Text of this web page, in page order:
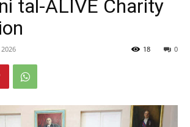
tal-ALIVE Charity
0
18